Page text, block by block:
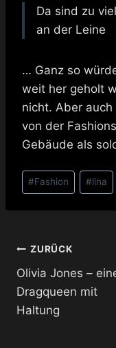
Da sind zu
an der Leine
… Ganz so
weit her geholt
nicht. Aber
von der
Gebäude als
Schlagworte:
#Fashion #lina
ZURÜCK
Olivia Jones –
Dragqueen mit
Haltung